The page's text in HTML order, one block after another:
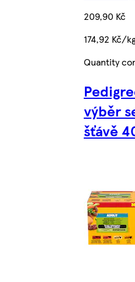
209,90 Kč
174,92 Kč/
Quantity
výběr
šťávě